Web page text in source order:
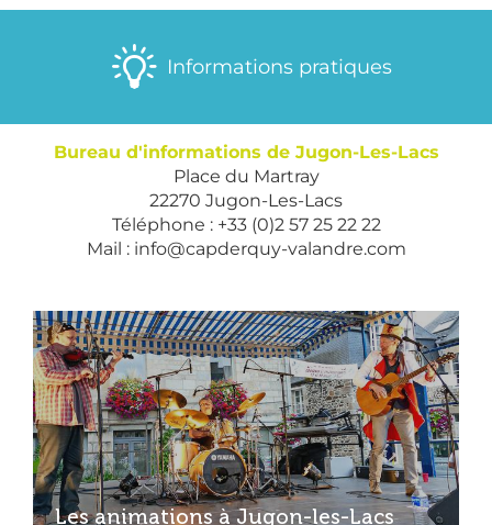
Informations pratiques
Bureau d'informations de Jugon-Les-Lacs
Place du Martray
22270 Jugon-Les-Lacs
Téléphone : +33 (0)2 57 25 22 22
Mail : info@capderquy-valandre.com
Les animations à Jugon-les-Lacs